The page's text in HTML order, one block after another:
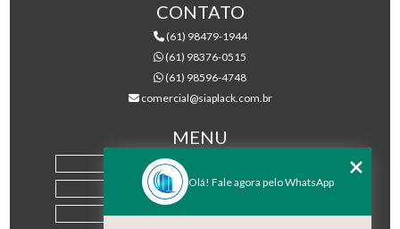
CONTATO
(61) 98479-1944
(61) 98376-0515
(61) 98596-4748
comercial@siaplack.com.br
MENU
EMPRESA
PRODUTOS
Olá! Fale agora pelo WhatsApp